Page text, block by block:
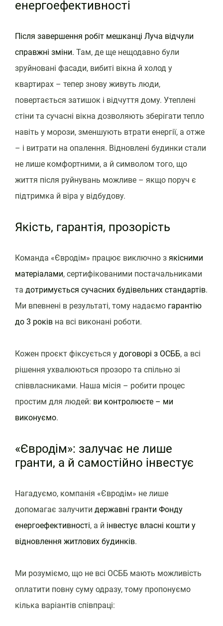
енергоефективності
Після завершення робіт мешканці Луча відчули
справжні зміни. Там, де ще нещодавно були
зруйновані фасади, вибиті вікна й холод у
квартирах – тепер знову живуть люди,
повертається затишок і відчуття дому. Утеплені
стіни та сучасні вікна дозволяють зберігати тепло
навіть у морози, зменшують втрати енергії, а отже
– і витрати на опалення. Відновлені будинки стали
не лише комфортними, а й символом того, що
життя після руйнувань можливе – якщо поруч є
підтримка й віра у відбудову.
Якість, гарантія, прозорість
Команда «Євродім» працює виключно з якісними
матеріалами, сертифікованими постачальниками
та дотримується сучасних будівельних стандартів.
Ми впевнені в результаті, тому надаємо гарантію
до 3 років на всі виконані роботи.
Кожен проєкт фіксується у договорі з ОСББ, а всі
рішення ухвалюються прозоро та спільно зі
співвласниками. Наша місія – робити процес
простим для людей: ви контролюєте – ми
виконуємо.
«Євродім»: залучає не лише
гранти, а й самостійно інвестує
Нагадуємо, компанія «Євродім» не лише
допомагає залучити державні гранти Фонду
енергоефективності, а й інвестує власні кошти у
відновлення житлових будинків.
Ми розуміємо, що не всі ОСББ мають можливість
оплатити повну суму одразу, тому пропонуємо
кілька варіантів співпраці: